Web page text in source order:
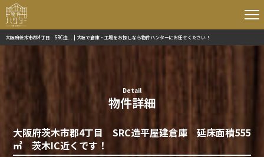
大阪府茨木市郡4丁目 SRC造... | 大阪で倉庫・工場をお探しなら物件ハンターにお任せください！
Detail
物件詳細
大阪府茨木市郡4丁目 SRC造平屋建倉庫 延床面積555
㎡ 茨木IC近くです！